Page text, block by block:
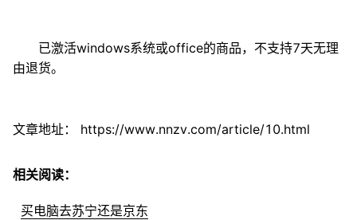
已激活windows系统或office的商品，不支持7天无理
由退货。
文章地址： https://www.nnzv.com/article/10.html
相关阅读：
买电脑去苏宁还是京东